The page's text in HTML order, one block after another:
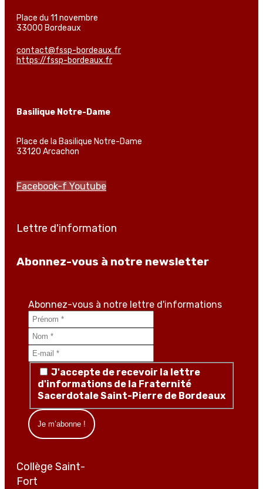
Place du 11 novembre
33000 Bordeaux
contact@fssp-bordeaux.fr
https://fssp-bordeaux.fr
Basilique Notre-Dame
Place de la Basilique Notre-Dame
33120 Arcachon
Facebook-f Youtube
Lettre d'information
Abonnez-vous à notre newsletter
Abonnez-vous à notre lettre d'informations
J'accepte de recevoir la lettre
d'informations de la Fraternité
Sacerdotale Saint-Pierre de Bordeaux
Collège Saint-
Fort